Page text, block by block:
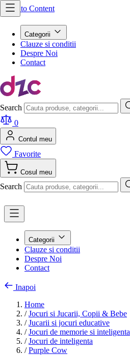
Skip to Content
Categorii
Clauze si conditii
Despre Noi
Contact
Search
0
Contul meu
Favorite
Cosul meu
Search
Categorii
Clauze si conditii
Despre Noi
Contact
Inapoi
Home
/ Jocuri si Jucarii, Copii & Bebe
/ Jucarii si jocuri educative
/ Jocuri de memorie si inteligenta
/ Jocuri de inteligenta
/ Purple Cow